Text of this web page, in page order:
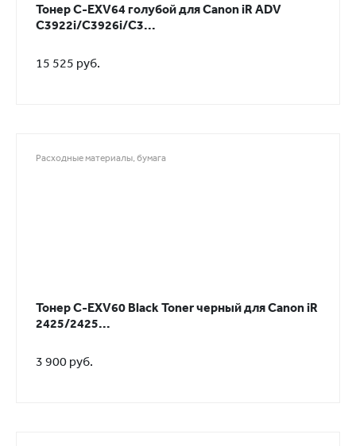
Тонер C-EXV64 голубой для Canon iR ADV
C3922i/С3926i/С3...
15 525 руб.
Расходные материалы, бумага
Тонер C-EXV60 Black Toner черный для Canon iR
2425/2425...
3 900 руб.